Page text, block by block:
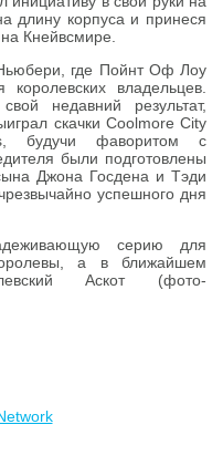
длину корпуса и принеся
Кнейвсмире.
где Пойнт Оф Лоу
владельцев.
недавний результат,
скачки Coolmore City
будучи фаворитом с
были подготовлены
Джона Госдена и Тэди
успешного дня
серию для
а в ближайшем
Аскот (фото-